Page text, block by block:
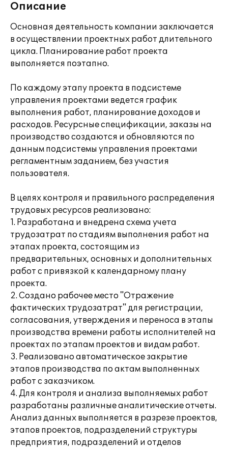
Описание
Основная деятельность компании заключается
в осуществлении проектных работ длительного
цикла. Планирование работ проекта
выполняется поэтапно.
По каждому этапу проекта в подсистеме
управления проектами ведется график
выполнения работ, планирование доходов и
расходов. Ресурсные спецификации, заказы на
производство создаются и обновляются по
данным подсистемы управления проектами
регламентным заданием, без участия
пользователя.
В целях контроля и правильного распределения
трудовых ресурсов реализовано:
1. Разработана и внедрена схема учета
трудозатрат по стадиям выполнения работ на
этапах проекта, состоящим из
предварительных, основных и дополнительных
работ с привязкой к календарному плану
проекта.
2. Создано рабочее место "Отражение
фактических трудозатрат" для регистрации,
согласования, утверждения и переноса в этапы
производства времени работы исполнителей на
проектах по этапам проектов и видам работ.
3. Реализовано автоматическое закрытие
этапов производства по актам выполненных
работ с заказчиком.
4. Для контроля и анализа выполняемых работ
разработаны различные аналитические отчеты.
Анализ данных выполняется в разрезе проектов,
этапов проектов, подразделений структуры
предприятия, подразделений и отделов